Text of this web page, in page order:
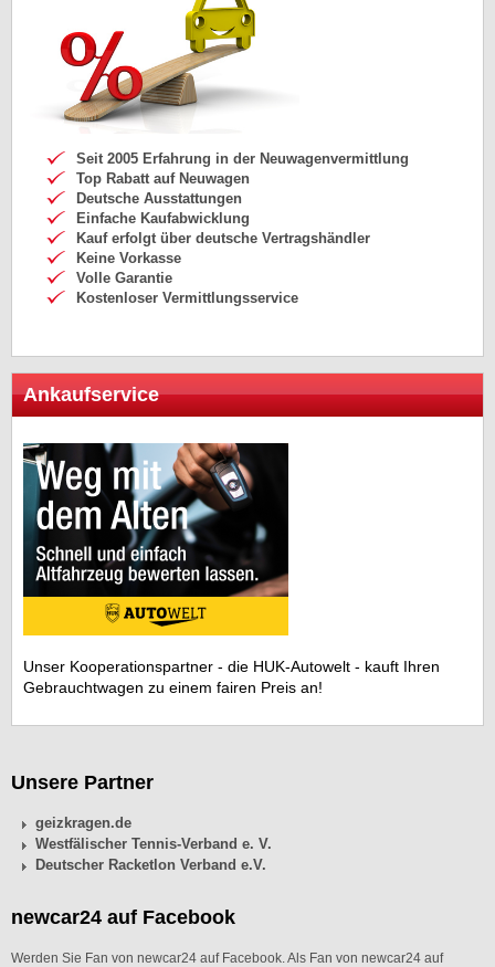
Seit 2005 Erfahrung in der Neuwagenvermittlung
Top Rabatt auf Neuwagen
Deutsche Ausstattungen
Einfache Kaufabwicklung
Kauf erfolgt über deutsche Vertragshändler
Keine Vorkasse
Volle Garantie
Kostenloser Vermittlungsservice
Ankaufservice
Unser Kooperationspartner - die HUK-Autowelt - kauft Ihren
Gebrauchtwagen zu einem fairen Preis an!
Unsere Partner
geizkragen.de
Westfälischer Tennis-Verband e. V.
Deutscher Racketlon Verband e.V.
newcar24 auf Facebook
Werden Sie Fan von newcar24 auf Facebook. Als Fan von newcar24 auf